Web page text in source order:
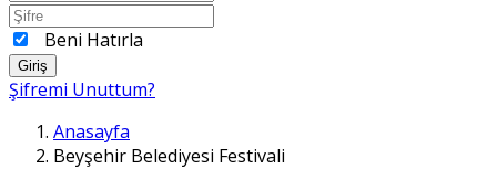
Beni Hatırla
Giriş
Şifremi Unuttum?
Anasayfa
Beyşehir Belediyesi Festivali